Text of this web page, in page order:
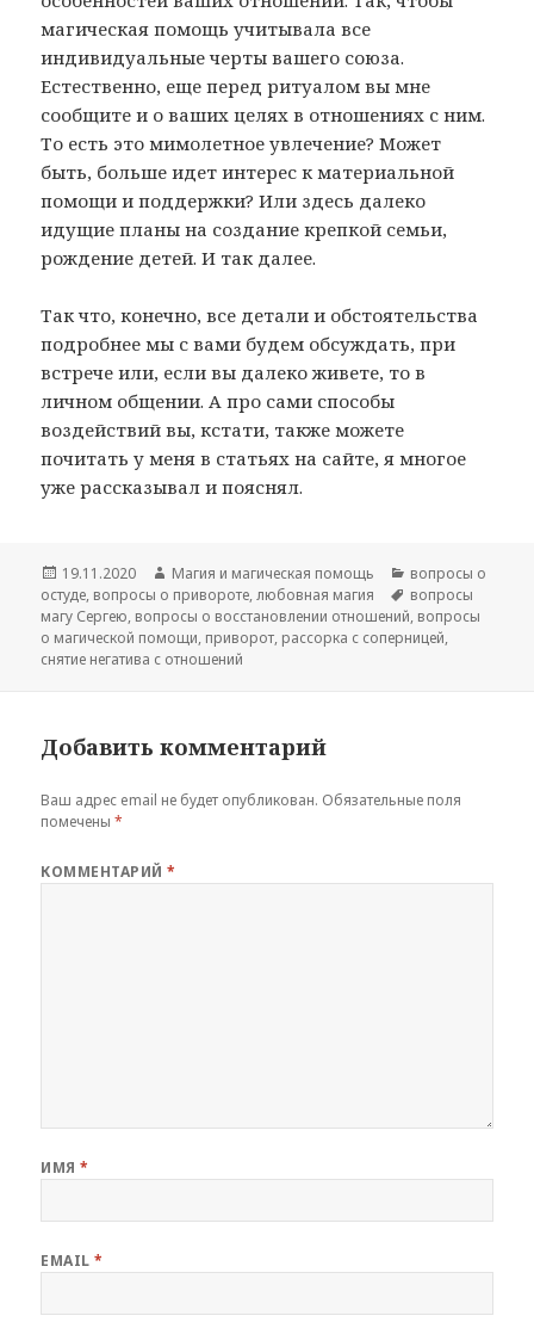
магическая помощь учитывала все
индивидуальные черты вашего союза.
Естественно, еще перед ритуалом вы мне
сообщите и о ваших целях в отношениях с ним.
То есть это мимолетное увлечение? Может
быть, больше идет интерес к материальной
помощи и поддержки? Или здесь далеко
идущие планы на создание крепкой семьи,
рождение детей. И так далее.
Так что, конечно, все детали и обстоятельства
подробнее мы с вами будем обсуждать, при
встрече или, если вы далеко живете, то в
личном общении. А про сами способы
воздействий вы, кстати, также можете
почитать у меня в статьях на сайте, я многое
уже рассказывал и пояснял.
Опубликовано
19.11.2020 Автор
Магия и магическая помощь Рубрики
вопросы о
остуде, вопросы о привороте,любовная магия Метки
вопросы
магу Сергею, вопросы о восстановлении отношений, вопросы
о магической помощи, приворот, рассорка с соперницей,
снятие негатива с отношений
Добавить комментарий
Ваш адрес email не будет опубликован. Обязательные поля
помечены*
КОММЕНТАРИЙ*
ИМЯ*
EMAIL*